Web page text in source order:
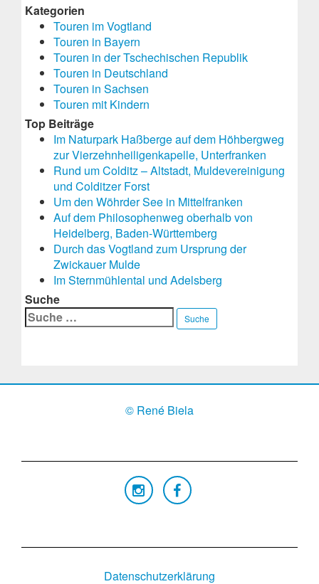
Kategorien
Touren im Vogtland
Touren in Bayern
Touren in der Tschechischen Republik
Touren in Deutschland
Touren in Sachsen
Touren mit Kindern
Top Beiträge
Im Naturpark Haßberge auf dem Höhbergweg
zur Vierzehnheiligenkapelle, Unterfranken
Rund um Colditz – Altstadt, Muldevereinigung
und Colditzer Forst
Um den Wöhrder See in Mittelfranken
Auf dem Philosophenweg oberhalb von
Heidelberg, Baden-Württemberg
Durch das Vogtland zum Ursprung der
Zwickauer Mulde
Im Sternmühlental und Adelsberg
Suche
Suche
© René Biela
Datenschutzerklärung